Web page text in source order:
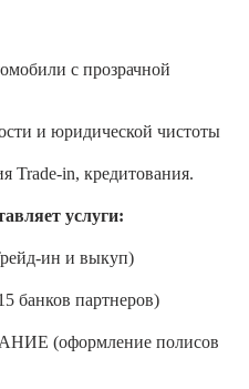
с прозрачной
и юридической чистоты
Trade-in, кредитования.
услуги:
ин и выкуп)
партнеров)
(оформление полисов